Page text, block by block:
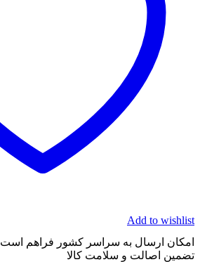
Add to wishlist
امکان ارسال به سراسر کشور فراهم است
تضمین اصالت و سلامت کالا